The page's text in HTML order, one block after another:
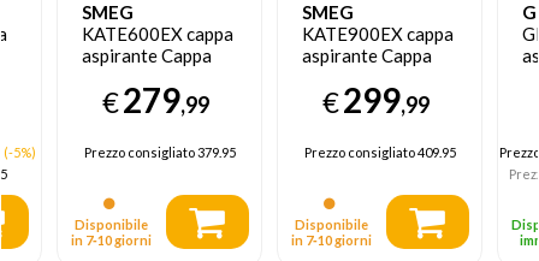
(-5%)
SMEG
KATE600EX cappa
aspirante Cappa
Acciaio
inossidabile 581
€279,99
Prezzo consigliato379.95
Disponibile
in 7‑10 giorni
SMEG
KATE900EX cappa
aspirante Cappa
Acciaio
inossidabile 581
€299,99
Prezzo consigliato409.95
Disponibile
in 7‑10 giorni